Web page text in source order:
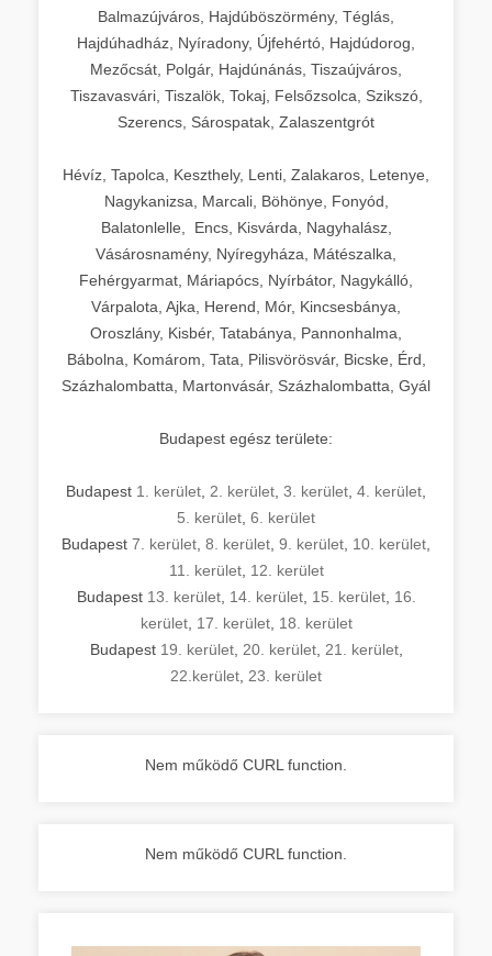
Balmazújváros, Hajdúböszörmény, Téglás,
Hajdúhadház, Nyíradony, Újfehértó, Hajdúdorog,
Mezőcsát, Polgár, Hajdúnánás, Tiszaújváros,
Tiszavasvári, Tiszalök, Tokaj, Felsőzsolca, Szikszó,
Szerencs, Sárospatak, Zalaszentgrót
Hévíz, Tapolca, Keszthely, Lenti, Zalakaros, Letenye,
Nagykanizsa, Marcali, Böhönye, Fonyód,
Balatonlelle, Encs, Kisvárda, Nagyhalász,
Vásárosnamény, Nyíregyháza, Mátészalka,
Fehérgyarmat, Máriapócs, Nyírbátor, Nagykálló,
Várpalota, Ajka, Herend, Mór, Kincsesbánya,
Oroszlány, Kisbér, Tatabánya, Pannonhalma,
Bábolna, Komárom, Tata, Pilisvörösvár, Bicske, Érd,
Százhalombatta, Martonvásár, Százhalombatta, Gyál
Budapest egész területe:
Budapest 1. kerület 2. kerület 3. kerület 4. kerület
5. kerület 6. kerület
Budapest 7. kerület 8. kerület 9. kerület 10. kerület
11. kerület, 12. kerület
Budapest 13. kerület, 14. kerület, 15. kerület, 16.
kerület, 17. kerület, 18. kerület
Budapest 19. kerület, 20. kerület, 21. kerület,
22.kerület 23. kerület
Nem működő CURL function.
Nem működő CURL function.